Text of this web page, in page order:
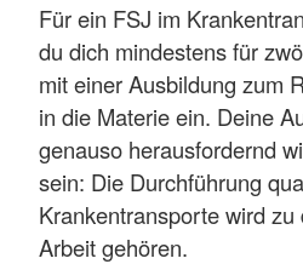
Für ein FSJ im
du dich mindestens für
mit einer Ausbildung zum
in die Materie ein. Deine
genauso herausfordernd
sein: Die Durchführung
Krankentransporte wird zu
Arbeit gehören.